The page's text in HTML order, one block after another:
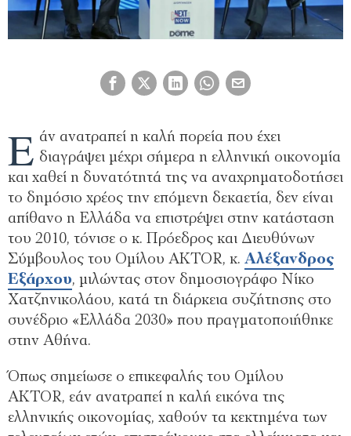
Ε άν ανατραπεί η καλή πορεία που έχει
διαγράψει μέχρι σήμερα η ελληνική οικονομία
και χαθεί η δυνατότητά της να αναχρηματοδοτήσει
το δημόσιο χρέος την επόμενη δεκαετία, δεν είναι
απίθανο η Ελλάδα να επιστρέψει στην κατάσταση
του 2010, τόνισε ο κ. Πρόεδρος και Διευθύνων
Σύμβουλος του Ομίλου AKTOR, κ. Αλέξανδρος
Εξάρχου, μιλώντας στον δημοσιογράφο Νίκο
Χατζηνικολάου, κατά τη διάρκεια συζήτησης στο
συνέδριο «Ελλάδα 2030» που πραγματοποιήθηκε
στην Αθήνα.
Όπως σημείωσε ο επικεφαλής του Ομίλου
AKTOR, εάν ανατραπεί η καλή εικόνα της
ελληνικής οικονομίας, χαθούν τα κεκτημένα των